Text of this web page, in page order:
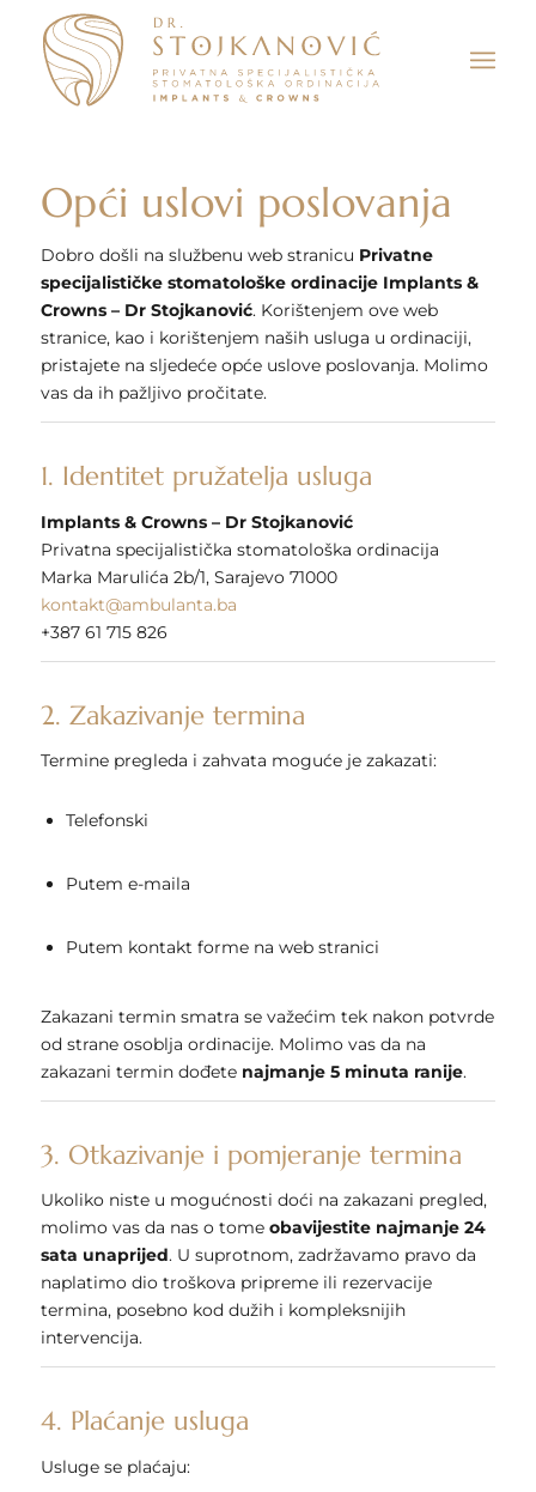
Opći uslovi poslovanja
Dobro došli na službenu web stranicu Privatne
specijalističke stomatološke ordinacije Implants &
Crowns – Dr Stojkanović. Korištenjem ove web
stranice, kao i korištenjem naših usluga u ordinaciji,
pristajete na sljedeće opće uslove poslovanja. Molimo
vas da ih pažljivo pročitate.
1. Identitet pružatelja usluga
Implants & Crowns – Dr Stojkanović
Privatna specijalistička stomatološka ordinacija
Marka Marulića 2b/1, Sarajevo 71000
kontakt@ambulanta.ba
+387 61 715 826
2. Zakazivanje termina
Termine pregleda i zahvata moguće je zakazati:
Telefonski
Putem e-maila
Putem kontakt forme na web stranici
Zakazani termin smatra se važećim tek nakon potvrde
od strane osoblja ordinacije. Molimo vas da na
zakazani termin dođete najmanje 5 minuta ranije.
3. Otkazivanje i pomjeranje termina
Ukoliko niste u mogućnosti doći na zakazani pregled,
molimo vas da nas o tome obavijestite najmanje 24
sata unaprijed. U suprotnom, zadržavamo pravo da
naplatimo dio troškova pripreme ili rezervacije
termina, posebno kod dužih i kompleksnijih
intervencija.
4. Plaćanje usluga
Usluge se plaćaju: